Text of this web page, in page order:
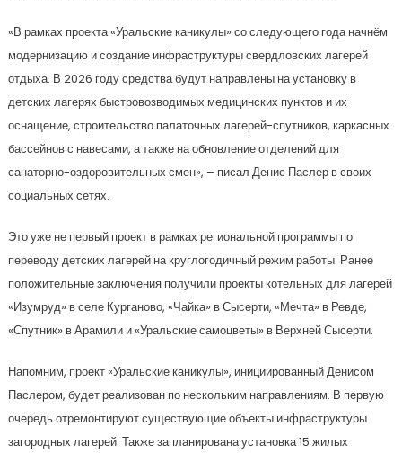
«В рамках проекта «Уральские каникулы» со следующего года начнём
модернизацию и создание инфраструктуры свердловских лагерей
отдыха. В 2026 году средства будут направлены на установку в
детских лагерях быстровозводимых медицинских пунктов и их
оснащение, строительство палаточных лагерей-спутников, каркасных
бассейнов с навесами, а также на обновление отделений для
санаторно-оздоровительных смен», – писал Денис Паслер в своих
социальных сетях.
Это уже не первый проект в рамках региональной программы по
переводу детских лагерей на круглогодичный режим работы. Ранее
положительные заключения получили проекты котельных для лагерей
«Изумруд» в селе Курганово, «Чайка» в Сысерти, «Мечта» в Ревде,
«Спутник» в Арамили и «Уральские самоцветы» в Верхней Сысерти.
Напомним, проект «Уральские каникулы», инициированный Денисом
Паслером, будет реализован по нескольким направлениям. В первую
очередь отремонтируют существующие объекты инфраструктуры
загородных лагерей. Также запланирована установка 15 жилых